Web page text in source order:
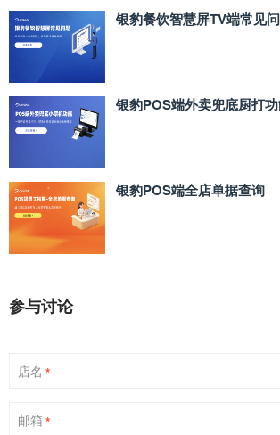
银豹餐饮智慧屏TV端常见
银豹POS端外卖兜底厨打
银豹POS端全店单据查询
参与讨论
店名 *
邮箱 *